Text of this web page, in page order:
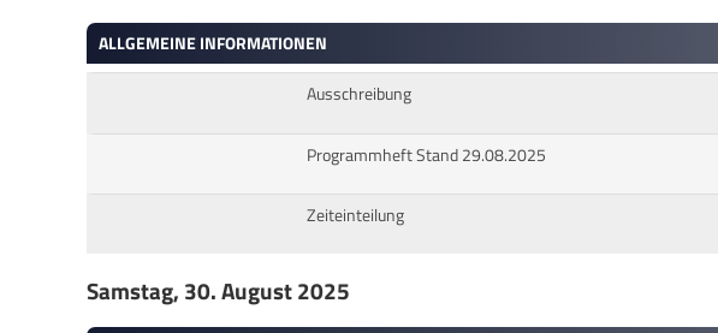
ALLGEMEINE INFORMATIONEN
Ausschreibung
Programmheft Stand 29.08.2025
Zeiteinteilung
Samstag, 30. August 2025